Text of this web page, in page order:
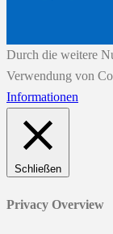
Durch die weitere
Verwendung von
Informationen
Schließen
Privacy Overview